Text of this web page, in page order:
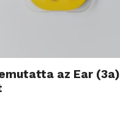
az Ear (3a)